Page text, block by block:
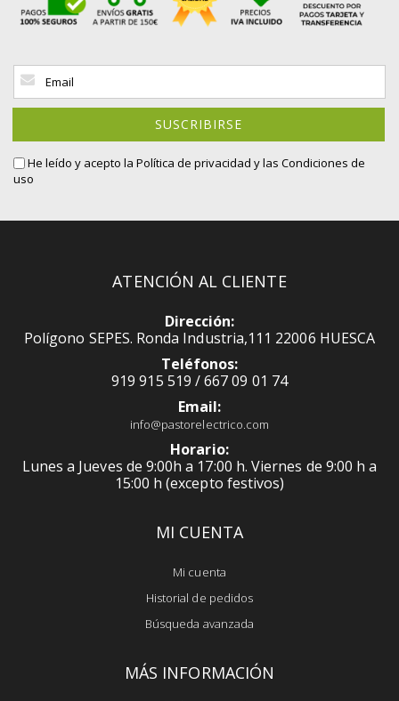
Inscríbase
nuestro
SUSCRIBIRSE
He leído y acepto la Política de privacidad y las Condiciones de
uso
ATENCIÓN AL CLIENTE
Dirección:
Polígono SEPES. Ronda Industria,111 22006 HUESCA
Teléfonos:
919 915 519 / 667 09 01 74
Email:
info@pastorelectrico.com
Horario:
Lunes a Jueves de 9:00h a 17:00 h. Viernes de 9:00 h a
15:00 h (excepto festivos)
MI CUENTA
Mi cuenta
Historial de pedidos
Búsqueda avanzada
MÁS INFORMACIÓN